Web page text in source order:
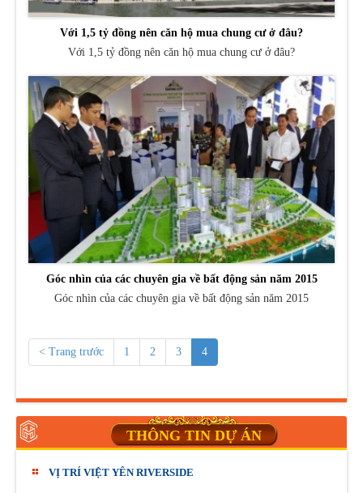
Với 1,5 tỷ đồng nên căn hộ mua chung cư ở đâu?
Với 1,5 tỷ đồng nên căn hộ mua chung cư ở đâu?
Góc nhìn của các chuyên gia về bất động sản năm 2015
Góc nhìn của các chuyên gia về bất động sản năm 2015
< Trang trước 1 2 3 4
THÔNG TIN DỰ ÁN
VỊ TRÍ VIỆT YÊN RIVERSIDE